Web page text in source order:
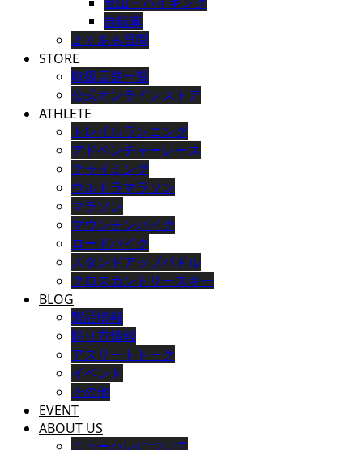
自転車
よくある質問
STORE
取扱店舗一覧
公式オンラインストア
ATHLETE
トレイルランニング
アドベンチャーレース
クライミング
ウルトラマラソン
マラソン
マウンテンバイク
ロードバイク
スタンドアップパドル
クロスカントリースキー
BLOG
製品情報
貼り方情報
アスリートトーク
イベント
その他
EVENT
ABOUT US
ニューハレについて